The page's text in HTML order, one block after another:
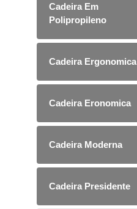
Cadeira Em
Polipropileno
Cadeira Ergonomica
Cadeira Eronomica
Cadeira Moderna
Cadeira Presidente